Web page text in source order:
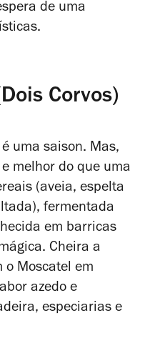
de uma
Corvos)
uma saison. Mas,
melhor do que uma
(aveia, espelta
fermentada
em barricas
Cheira a
o Moscatel em
azedo e
especiarias e